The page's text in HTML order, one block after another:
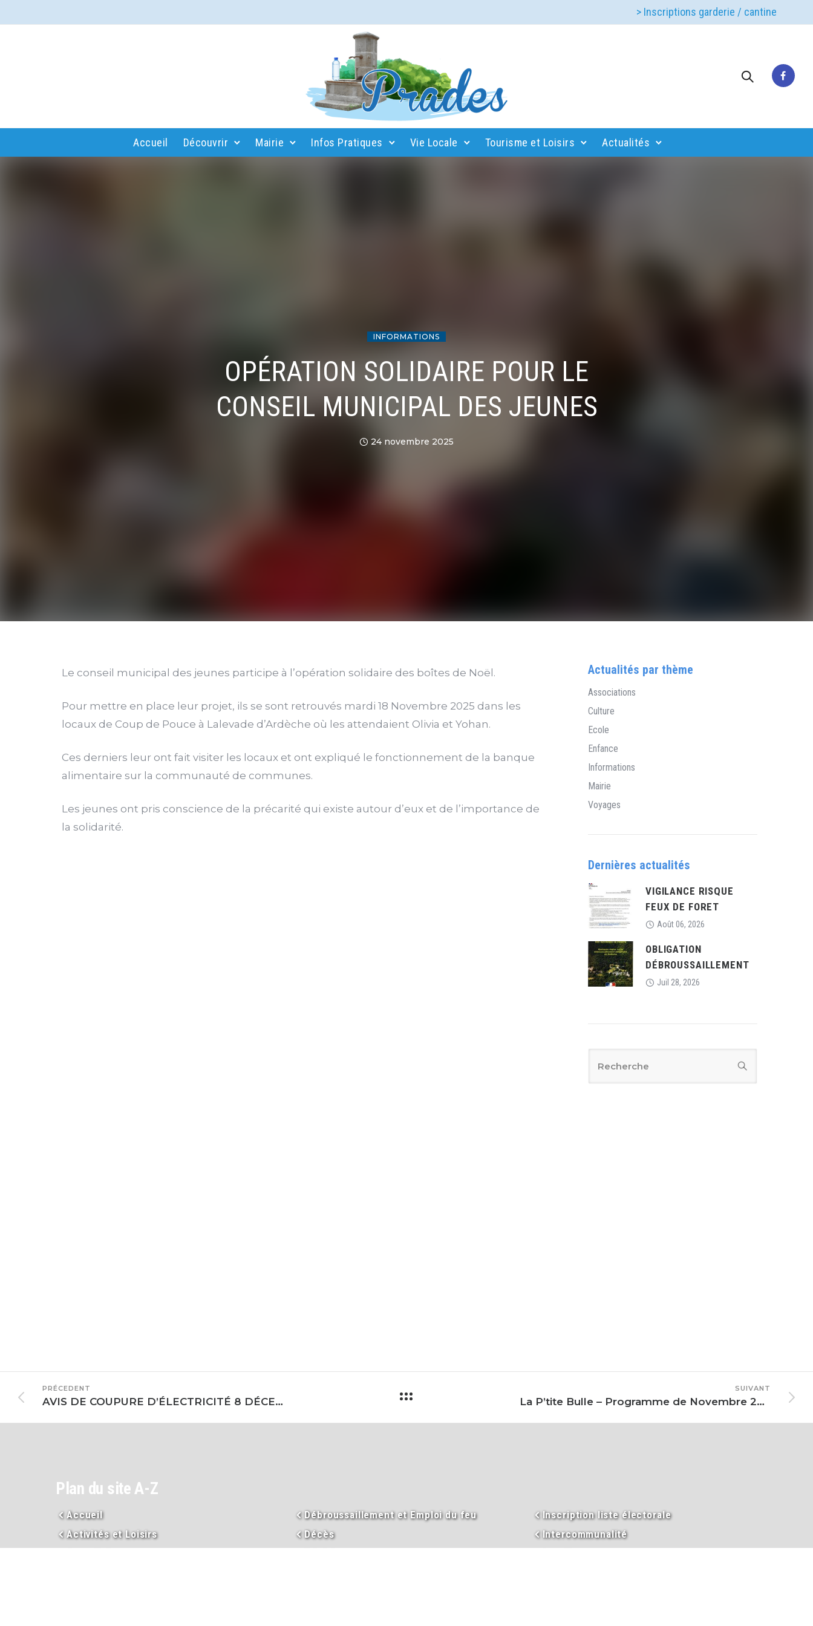
> Inscriptions garderie / cantine
Accueil Découvrir Mairie Infos Pratiques Vie Locale Tourisme et Loisirs Actualités
INFORMATIONS
OPÉRATION SOLIDAIRE POUR LE
CONSEIL MUNICIPAL DES JEUNES
24 novembre 2025
Le conseil municipal des jeunes participe à l’opération solidaire des boîtes de Noël.
Pour mettre en place leur projet, ils se sont retrouvés mardi 18 Novembre 2025 dans les
locaux de Coup de Pouce à Lalevade d’Ardèche où les attendaient Olivia et Yohan.
Ces derniers leur ont fait visiter les locaux et ont expliqué le fonctionnement de la banque
alimentaire sur la communauté de communes.
Les jeunes ont pris conscience de la précarité qui existe autour d’eux et de l’importance de
la solidarité.
Actualités par thème
Associations
Culture
Ecole
Enfance
Informations
Mairie
Voyages
Dernières actualités
VIGILANCE RISQUE
FEUX DE FORET
Août 06, 2026
OBLIGATION
DÉBROUSSAILLEMENT
Juil 28, 2026
PRÉCEDENT
AVIS DE COUPURE D’ÉLECTRICITÉ 8 DÉCEMBRE
SUIVANT
La P’tite Bulle – Programme de Novembre 2025
Plan du site A-Z
Accueil
Activités et Loisirs
Débroussaillement et Emploi du feu
Décès
Inscription liste électorale
Intercommunalité